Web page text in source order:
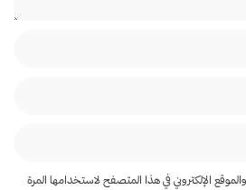
الإلكتروني في هذا المتصفح لاستخدامها المرة